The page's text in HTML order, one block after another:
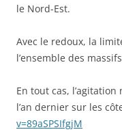
le Nord-Est.
Avec le redoux, la
l’ensemble des
En tout cas,
l’an dernier sur les
v=89aSPSIfgjM